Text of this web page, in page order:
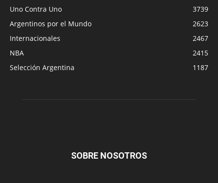
Uno Contra Uno
3739
Argentinos por el Mundo
2623
Internacionales
2467
NBA
2415
Selección Argentina
1187
SOBRE NOSOTROS